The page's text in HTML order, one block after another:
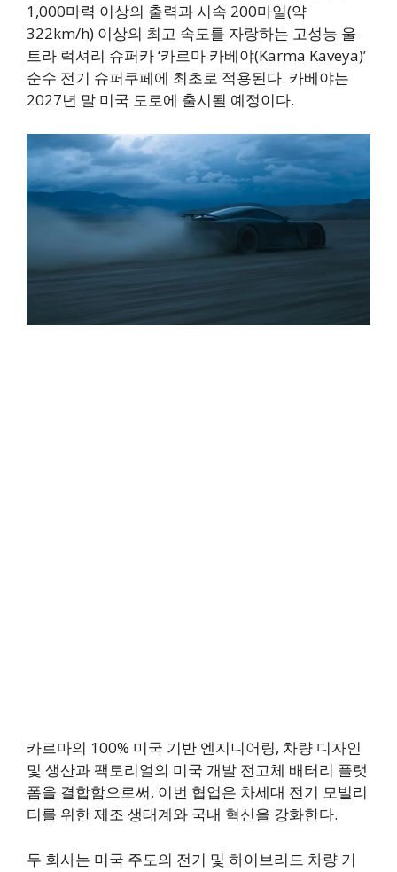
1,000마력 이상의 출력과 시속 200마일(약
322km/h) 이상의 최고 속도를 자랑하는 고성능 울
트라 럭셔리 슈퍼카 ‘카르마 카베야(Karma Kaveya)’
순수 전기 슈퍼쿠페에 최초로 적용된다. 카베야는
2027년 말 미국 도로에 출시될 예정이다.
카르마의 100% 미국 기반 엔지니어링, 차량 디자인
및 생산과 팩토리얼의 미국 개발 전고체 배터리 플랫
폼을 결합함으로써, 이번 협업은 차세대 전기 모빌리
티를 위한 제조 생태계와 국내 혁신을 강화한다.
두 회사는 미국 주도의 전기 및 하이브리드 차량 기